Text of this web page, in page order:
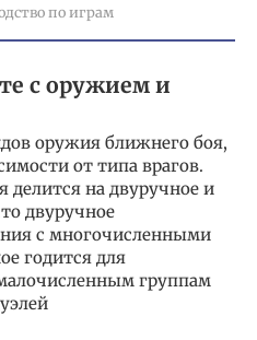
по играм
с оружием и
оружия ближнего боя,
от типа врагов.
делится на двуручное и
двуручное
с многочисленными
годится для
группам